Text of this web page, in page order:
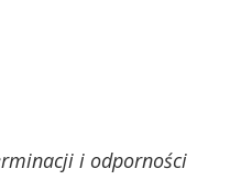
i odporności